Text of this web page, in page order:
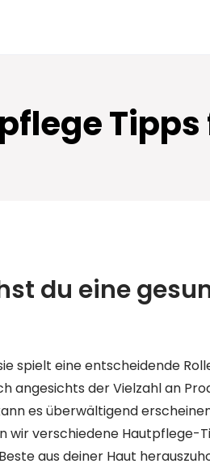
du eine
spielt eine entscheidende
angesichts der Vielzahl an
es überwältigend
wir verschiedene Hautpflege-
aus deiner Haut